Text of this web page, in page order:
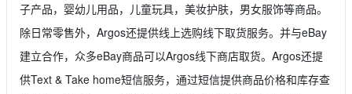
子产品，婴幼儿用品，儿童玩具，美妆护肤，男女服饰等商品。
除日常零售外，Argos还提供线上选购线下取货服务。并与eBay
建立合作，众多eBay商品可以Argos线下商店取货。Argos还提
供Text & Take home短信服务，通过短信提供商品价格和库存查